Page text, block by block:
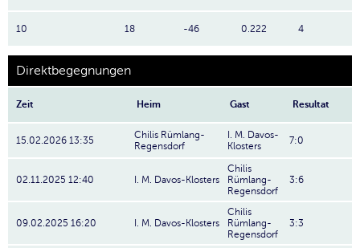
10 18 -46 0.222 4
Direktbegegnungen
Zeit Heim Gast Resultat
15.02.2026 13:35
Chilis Rümlang-
Regensdorf
I. M. Davos-
Klosters
7:0
02.11.2025 12:40 I. M. Davos-Klosters
Chilis
Rümlang-
Regensdorf
3:6
09.02.2025 16:20 I. M. Davos-Klosters
Chilis
Rümlang-
Regensdorf
3:3